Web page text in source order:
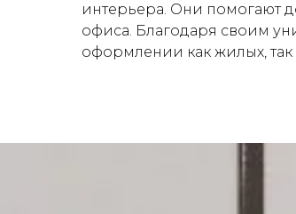
интерьера. Они помогают
офиса. Благодаря своим
оформлении как жилых,